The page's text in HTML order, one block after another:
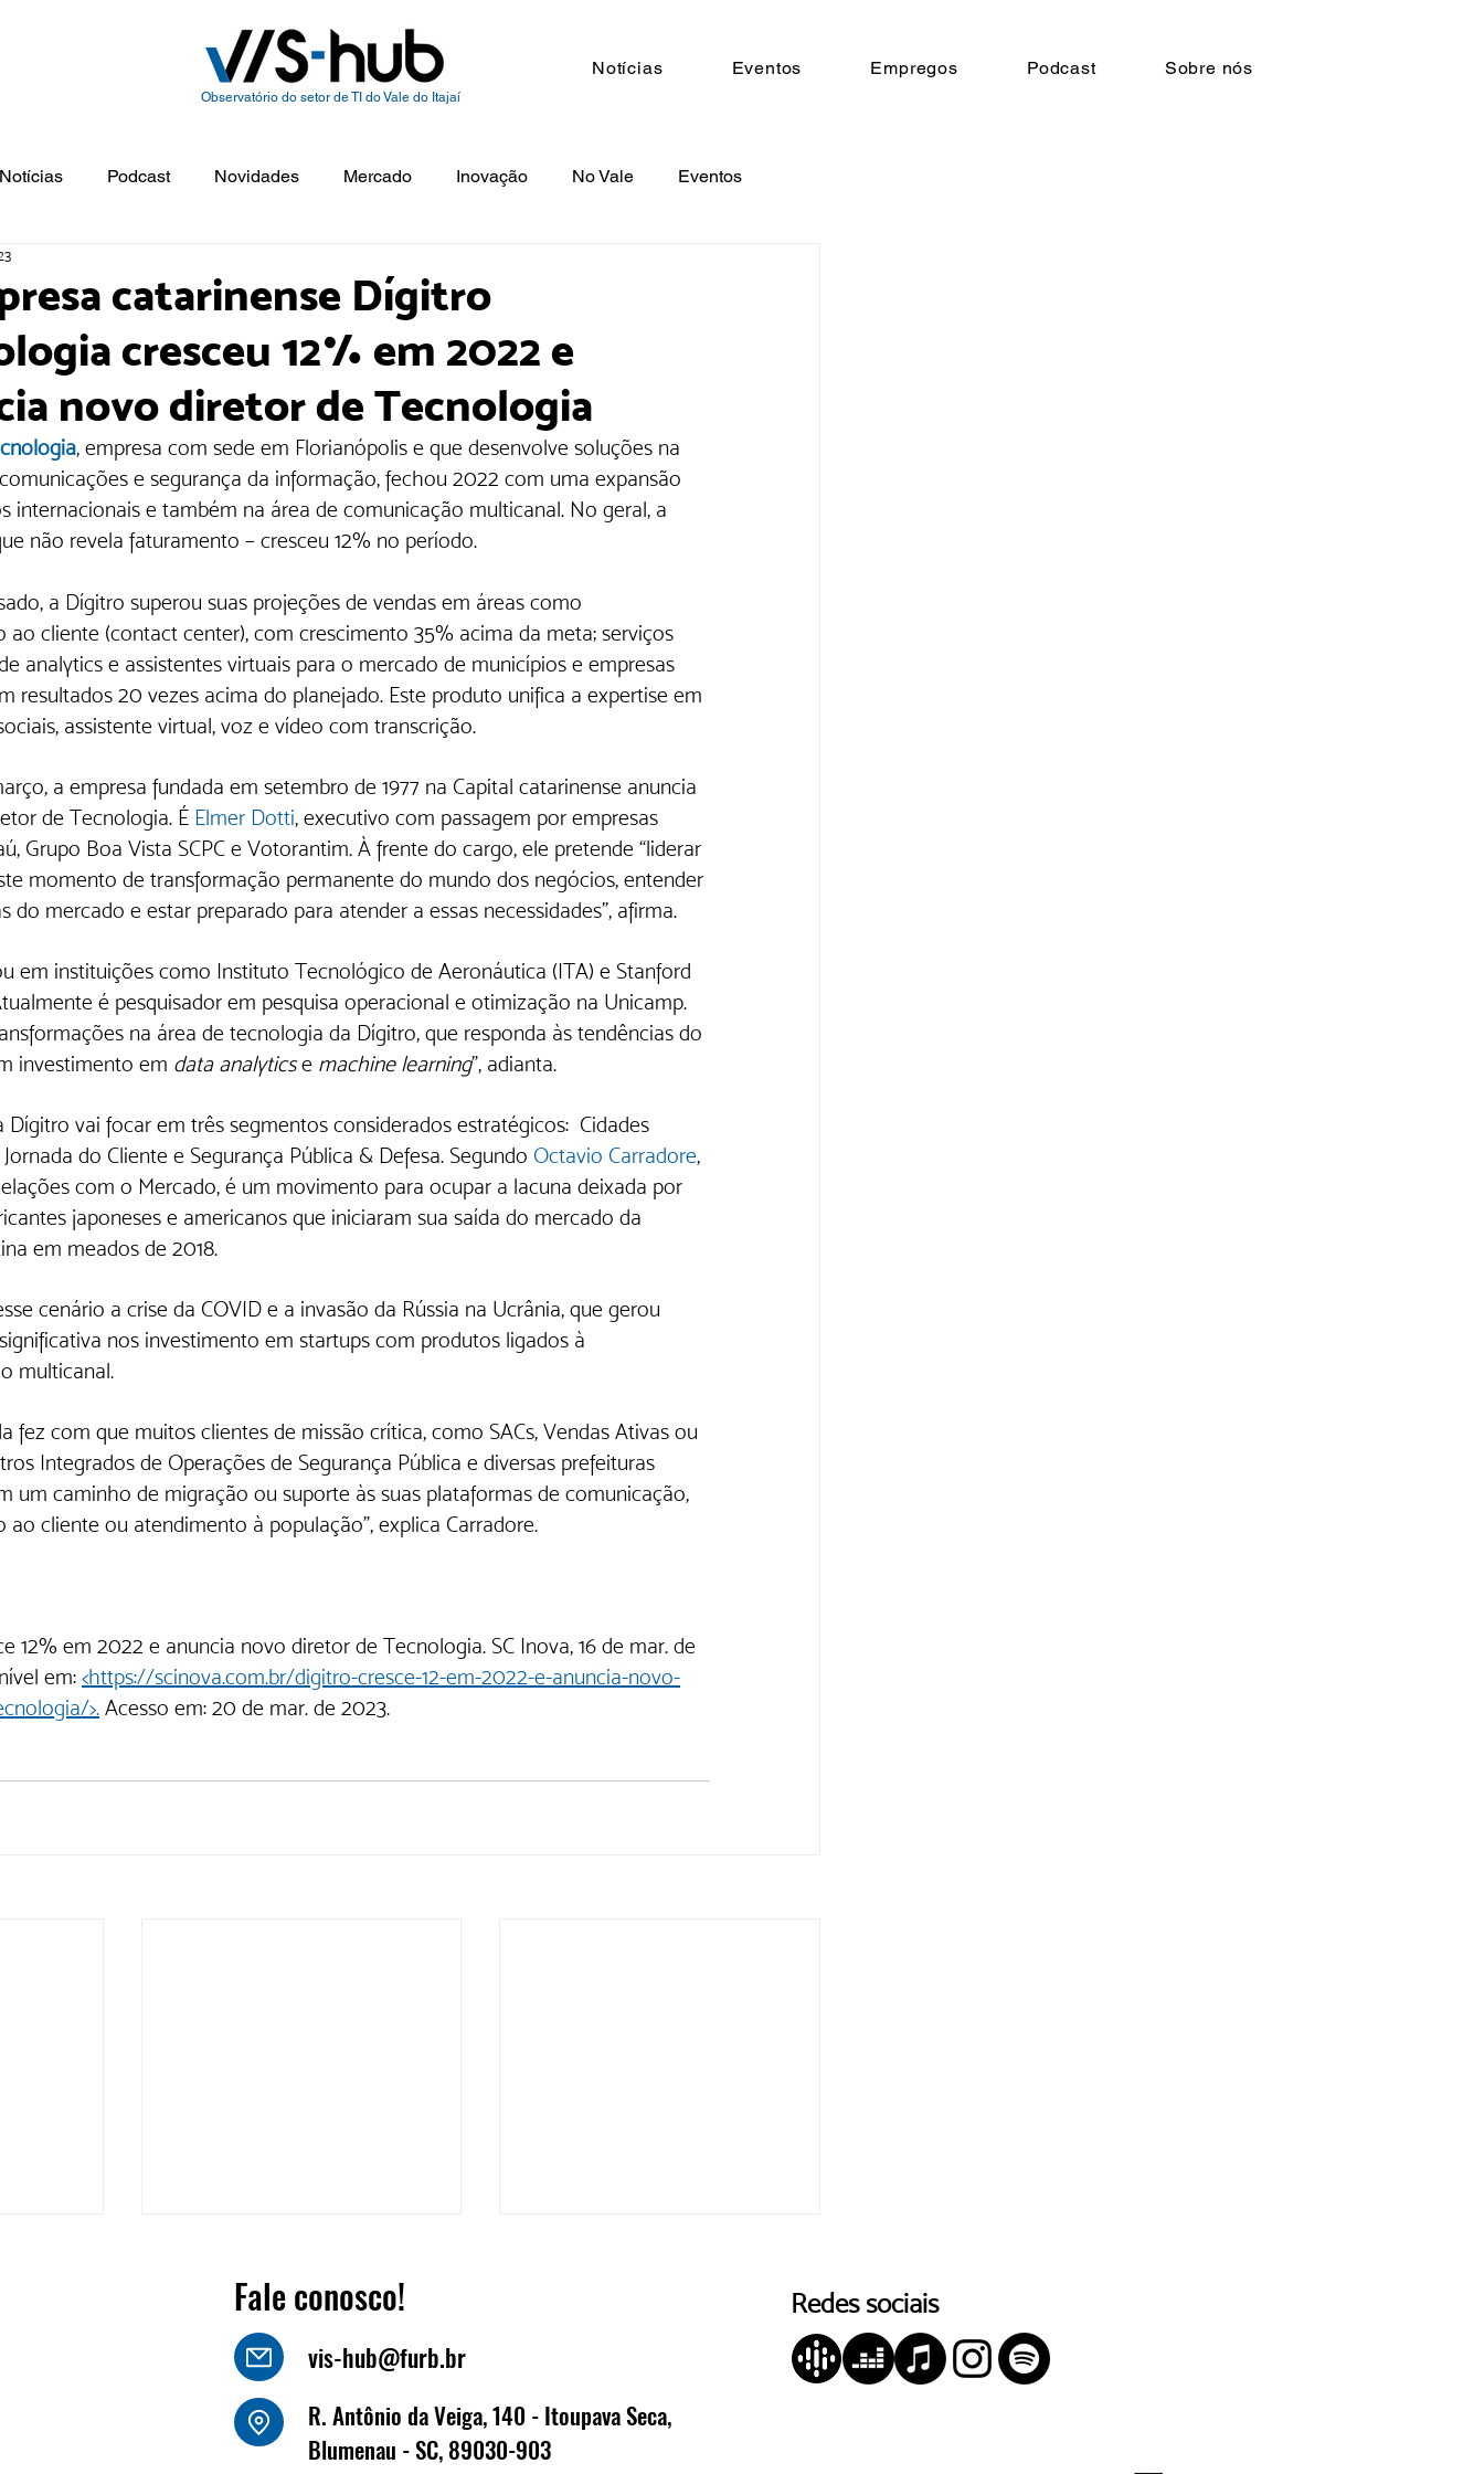
Observatório do setor de TI do Vale do Itajaí
Notícias Eventos Empregos Podcast Sobre nós
Notícias Podcast Novidades Mercado Inovação No Vale Eventos
catarinense Dígitro
cresceu 12% em 2022 e
novo diretor de Tecnologia
, empresa com sede em Florianópolis e que desenvolve soluções na
e segurança da informação, fechou 2022 com uma expansão
internacionais e também na área de comunicação multicanal. No geral, a
não revela faturamento – cresceu 12% no período.
a Dígitro superou suas projeções de vendas em áreas como
ao cliente (contact center), com crescimento 35% acima da meta; serviços
analytics e assistentes virtuais para o mercado de municípios e empresas
resultados 20 vezes acima do planejado. Este produto unifica a expertise em
assistente virtual, voz e vídeo com transcrição.
a empresa fundada em setembro de 1977 na Capital catarinense anuncia
de Tecnologia. É Elmer Dotti, executivo com passagem por empresas
Grupo Boa Vista SCPC e Votorantim. À frente do cargo, ele pretende “liderar
momento de transformação permanente do mundo dos negócios, entender
do mercado e estar preparado para atender a essas necessidades”, afirma.
em instituições como Instituto Tecnológico de Aeronáutica (ITA) e Stanford
é pesquisador em pesquisa operacional e otimização na Unicamp.
na área de tecnologia da Dígitro, que responda às tendências do
investimento em data analytics e machine learning”, adianta.
Dígitro vai focar em três segmentos considerados estratégicos:  Cidades
do Cliente e Segurança Pública & Defesa. Segundo Octavio Carradore,
com o Mercado, é um movimento para ocupar a lacuna deixada por
japoneses e americanos que iniciaram sua saída do mercado da
em meados de 2018.
cenário a crise da COVID e a invasão da Rússia na Ucrânia, que gerou
nos investimento em startups com produtos ligados à
multicanal.
fez com que muitos clientes de missão crítica, como SACs, Vendas Ativas ou
Integrados de Operações de Segurança Pública e diversas prefeituras
um caminho de migração ou suporte às suas plataformas de comunicação,
ao cliente ou atendimento à população”, explica Carradore.
12% em 2022 e anuncia novo diretor de Tecnologia. SC Inova, 16 de mar. de
em: <https://scinova.com.br/digitro-cresce-12-em-2022-e-anuncia-novo-
>. Acesso em: 20 de mar. de 2023.
João Luiz Kornely - HBSIS
Fritz Müller marca presença
na Fenabrave, que ocorre nos
Fale conosco!
vis-hub@furb.br
Redes sociais
R. Antônio da Veiga, 140 - Itoupava Seca,
Blumenau - SC, 89030-903